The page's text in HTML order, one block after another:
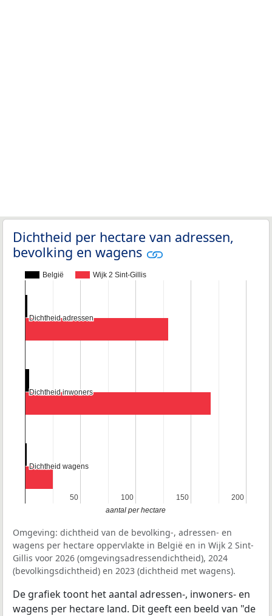
Dichtheid per hectare van adressen,
bevolking en wagens
België Wijk 2 Sint-Gillis
50
50 100
100 150
150 200
200
Dichtheid adressen
Dichtheid adressen
Dichtheid inwoners
Dichtheid inwoners
Dichtheid wagens
Dichtheid wagens
aantal per hectare
Omgeving: dichtheid van de bevolking-, adressen- en
wagens per hectare oppervlakte in België en in Wijk 2 Sint-
Gillis voor 2026 (omgevingsadressendichtheid), 2024
(bevolkingsdichtheid) en 2023 (dichtheid met wagens).
De grafiek toont het aantal adressen-, inwoners- en
wagens per hectare land. Dit geeft een beeld van "de